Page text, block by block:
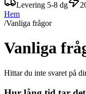
Levering 5-8 dg
Hem
/Vanliga frågor
Vanliga
Hittar du inte svaret på